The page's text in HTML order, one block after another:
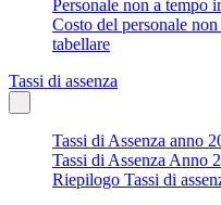
Personale non a tempo
Costo del personale
tabellare
Tassi di assenza
Tassi di Assenza anno
Tassi di Assenza Anno
Riepilogo Tassi di